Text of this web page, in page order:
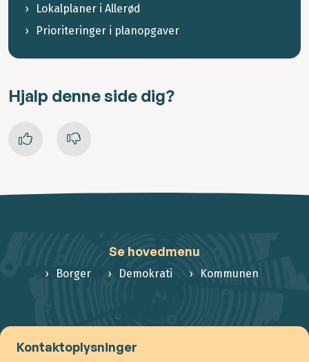
Lokalplaner i Allerød
Prioriteringer i planopgaver
Hjalp denne side dig?
Se hovedmenu
Borger Demokrati Kommunen
Kontaktoplysninger